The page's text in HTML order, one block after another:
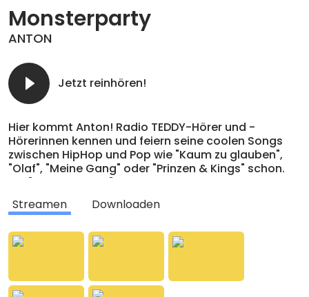
Monsterparty
ANTON
Jetzt reinhören!
Hier kommt Anton! Radio TEDDY-Hörer und -
Hörerinnen kennen und feiern seine coolen Songs
zwischen HipHop und Pop wie "Kaum zu glauben",
"Olaf", "Meine Gang" oder "Prinzen & Kings" schon.
Mit "Monsterparty" präsentiert der Berliner passend
zu Halloween seine erste Single. Anton ist kein
klassischer Kinderliedermacher; das Genre, das ihm
Streamen Downloaden